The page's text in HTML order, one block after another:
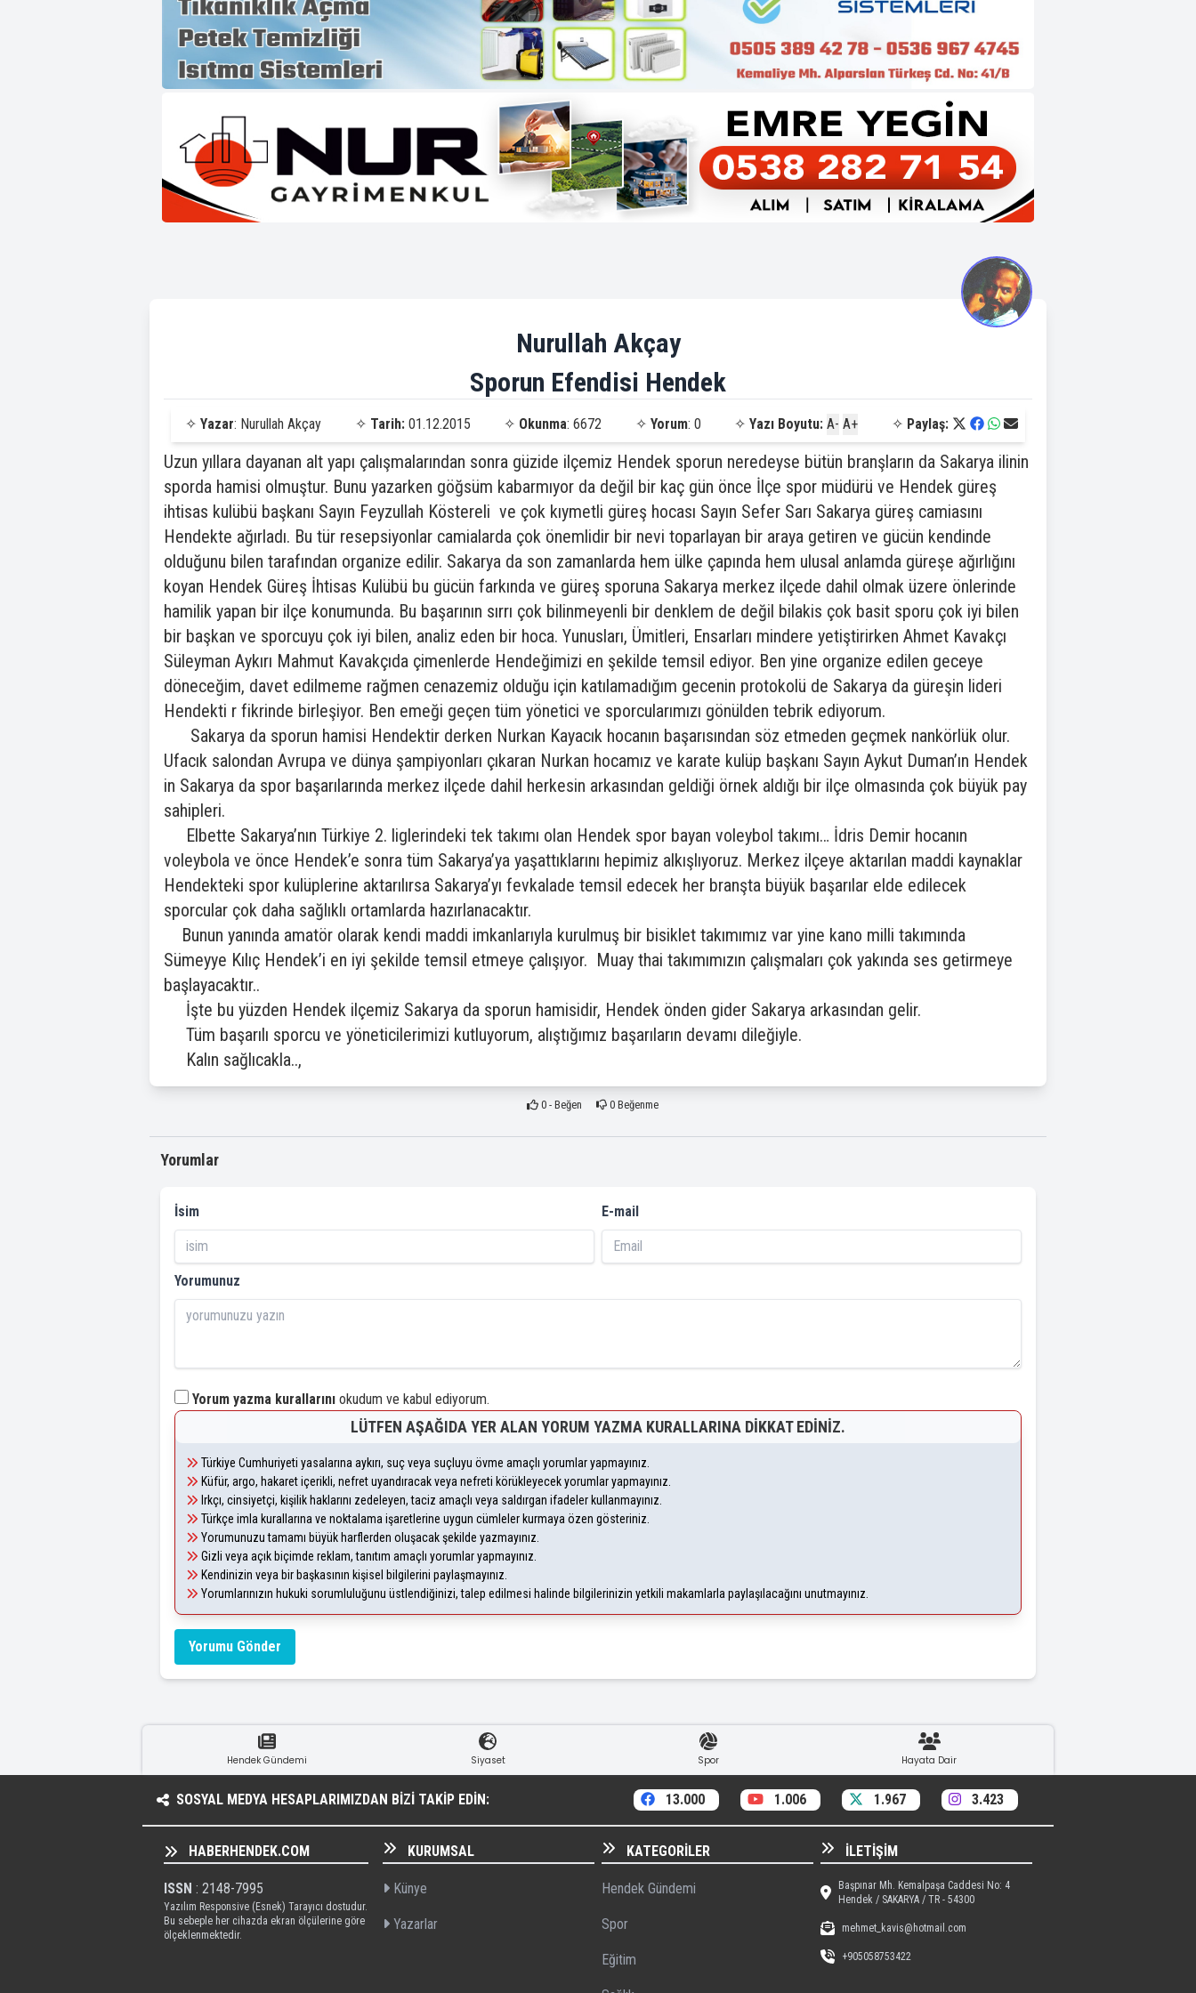
Nurullah Akçay
Sporun Efendisi Hendek
✧ Yazar: Nurullah Akçay ✧ Tarih: 01.12.2015 ✧ Okunma: 6672 ✧ Yorum: 0 ✧Yazı Boyutu: A- A+ ✧ Paylaş:
Uzun yıllara dayanan alt yapı çalışmalarından sonra güzide ilçemiz Hendek sporun neredeyse bütün branşların da Sakarya ilinin
sporda hamisi olmuştur. Bunu yazarken göğsüm kabarmıyor da değil bir kaç gün önce İlçe spor müdürü ve Hendek güreş
ihtisas kulübü başkanı Sayın Feyzullah Köstereli ve çok kıymetli güreş hocası Sayın Sefer Sarı Sakarya güreş camiasını
Hendekte ağırladı. Bu tür resepsiyonlar camialarda çok önemlidir bir nevi toparlayan bir araya getiren ve gücün kendinde
olduğunu bilen tarafından organize edilir. Sakarya da son zamanlarda hem ülke çapında hem ulusal anlamda güreşe ağırlığını
koyan Hendek Güreş İhtisas Kulübü bu gücün farkında ve güreş sporuna Sakarya merkez ilçede dahil olmak üzere önlerinde
hamilik yapan bir ilçe konumunda. Bu başarının sırrı çok bilinmeyenli bir denklem de değil bilakis çok basit sporu çok iyi bilen
bir başkan ve sporcuyu çok iyi bilen, analiz eden bir hoca. Yunusları, Ümitleri, Ensarları mindere yetiştirirken Ahmet Kavakçı
Süleyman Aykırı Mahmut Kavakçıda çimenlerde Hendeğimizi en şekilde temsil ediyor. Ben yine organize edilen geceye
döneceğim, davet edilmeme rağmen cenazemiz olduğu için katılamadığım gecenin protokolü de Sakarya da güreşin lideri
Hendekti r fikrinde birleşiyor. Ben emeği geçen tüm yönetici ve sporcularımızı gönülden tebrik ediyorum.
Sakarya da sporun hamisi Hendektir derken Nurkan Kayacık hocanın başarısından söz etmeden geçmek nankörlük olur.
Ufacık salondan Avrupa ve dünya şampiyonları çıkaran Nurkan hocamız ve karate kulüp başkanı Sayın Aykut Duman’ın Hendek
in Sakarya da spor başarılarında merkez ilçede dahil herkesin arkasından geldiği örnek aldığı bir ilçe olmasında çok büyük pay
sahipleri.
Elbette Sakarya’nın Türkiye 2. liglerindeki tek takımı olan Hendek spor bayan voleybol takımı… İdris Demir hocanın
voleybola ve önce Hendek’e sonra tüm Sakarya’ya yaşattıklarını hepimiz alkışlıyoruz. Merkez ilçeye aktarılan maddi kaynaklar
Hendekteki spor kulüplerine aktarılırsa Sakarya’yı fevkalade temsil edecek her branşta büyük başarılar elde edilecek
sporcular çok daha sağlıklı ortamlarda hazırlanacaktır.
Bunun yanında amatör olarak kendi maddi imkanlarıyla kurulmuş bir bisiklet takımımız var yine kano milli takımında
Sümeyye Kılıç Hendek’i en iyi şekilde temsil etmeye çalışıyor. Muay thai takımımızın çalışmaları çok yakında ses getirmeye
başlayacaktır..
İşte bu yüzden Hendek ilçemiz Sakarya da sporun hamisidir, Hendek önden gider Sakarya arkasından gelir.
Tüm başarılı sporcu ve yöneticilerimizi kutluyorum, alıştığımız başarıların devamı dileğiyle.
Kalın sağlıcakla..,
0- Beğen 0 Beğenme
Yorumlar
İsim E-mail
Yorumunuz
Yorum yazma kurallarını okudum ve kabul ediyorum.
LÜTFEN AŞAĞIDA YER ALAN YORUM YAZMA KURALLARINA DIKKAT EDINIZ.
Türkiye Cumhuriyeti yasalarına aykırı, suç veya suçluyu övme amaçlı yorumlar yapmayınız.
Küfür, argo, hakaret içerikli, nefret uyandıracak veya nefreti körükleyecek yorumlar yapmayınız.
Irkçı, cinsiyetçi, kişilik haklarını zedeleyen, taciz amaçlı veya saldırgan ifadeler kullanmayınız.
Türkçe imla kurallarına ve noktalama işaretlerine uygun cümleler kurmaya özen gösteriniz.
Yorumunuzu tamamı büyük harflerden oluşacak şekilde yazmayınız.
Gizli veya açık biçimde reklam, tanıtım amaçlı yorumlar yapmayınız.
Kendinizin veya bir başkasının kişisel bilgilerini paylaşmayınız.
Yorumlarınızın hukuki sorumluluğunu üstlendiğinizi, talep edilmesi halinde bilgilerinizin yetkili makamlarla paylaşılacağını unutmayınız.
Yorumu Gönder
Hendek Gündemi Siyaset Spor Hayata Dair
SOSYAL MEDYA HESAPLARIMIZDAN BIZI TAKIP EDIN: 13.000 1.006 1.967 3.423
HABERHENDEK.COM
ISSN : 2148-7995
Yazılım Responsive (Esnek) Tarayıcı dostudur.
Bu sebeple her cihazda ekran ölçülerine göre
ölçeklenmektedir.
KURUMSAL
Künye
Yazarlar
KATEGORILER
Hendek Gündemi
Spor
Eğitim
İLETIŞIM
Başpınar Mh. Kemalpaşa Caddesi No: 4
Hendek / SAKARYA / TR - 54300
mehmet_kavis@hotmail.com
+905058753422